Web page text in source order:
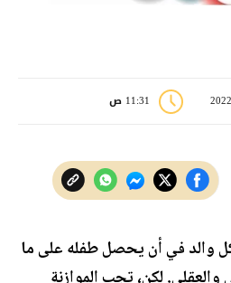
11:31 ص
والد في أن يحصل طفله على ما